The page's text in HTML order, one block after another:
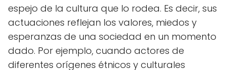
espejo de la cultura que lo rodea. Es decir, sus
actuaciones reflejan los valores, miedos y
esperanzas de una sociedad en un momento
dado. Por ejemplo, cuando actores de
diferentes orígenes étnicos y culturales